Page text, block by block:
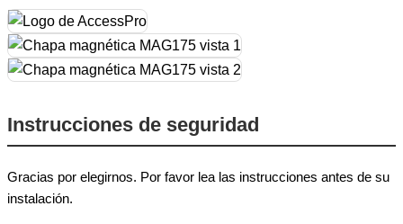
Instrucciones de seguridad
Gracias por elegirnos. Por favor lea las instrucciones antes de su
instalación.